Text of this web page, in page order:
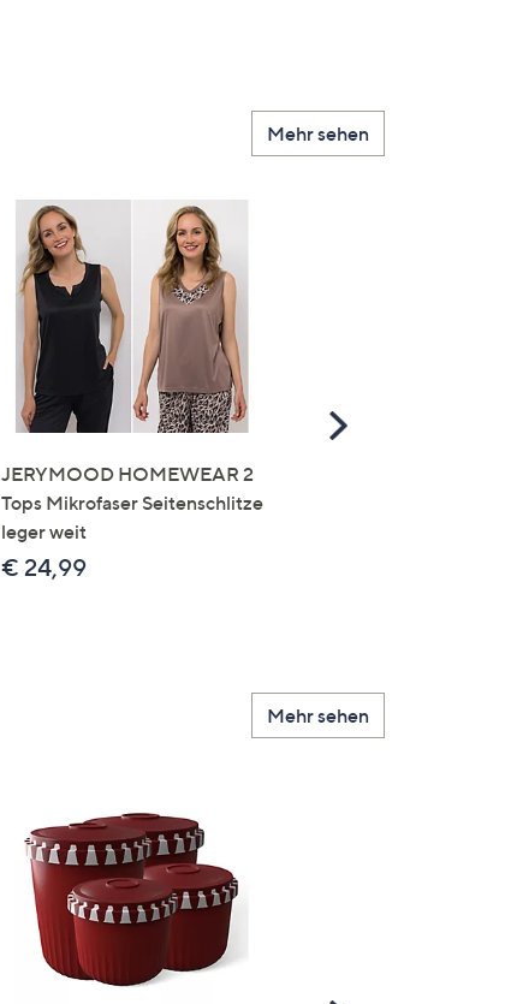
Mehr sehen
JERYMOOD HOMEWEAR 2
Tops Mikrofaser Seitenschlitze
leger weit
€ 24,99
Scroll
Mehr sehen